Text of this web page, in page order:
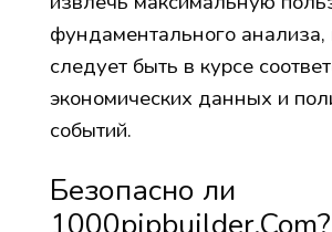
фундаментального анализа,
следует быть в курсе
экономических данных и
событий.
Безопасно ли
1000pipbuilder.Com?